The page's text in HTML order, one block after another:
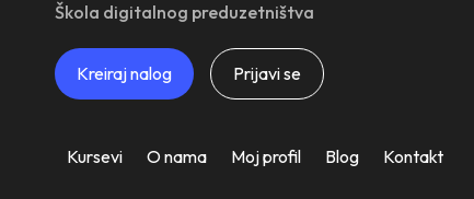
Škola digitalnog preduzetništva
Kreiraj nalog Prijavi se
Kursevi O nama Moj profil Blog Kontakt